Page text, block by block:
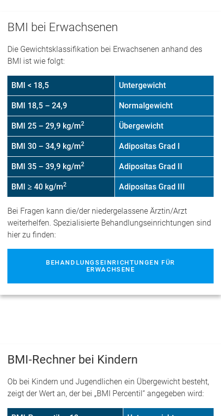
BMI bei Erwachsenen
Die Gewichtsklassifikation bei Erwachsenen anhand des
BMI ist wie folgt:
BMI < 18,5 Untergewicht
BMI 18,5 – 24,9 Normalgewicht
BMI 25 – 29,9 kg/m2 Übergewicht
BMI 30 – 34,9 kg/m2 Adipositas Grad I
BMI 35 – 39,9 kg/m2 Adipositas Grad II
BMI ≥ 40 kg/m2 Adipositas Grad III
Bei Fragen kann die/der niedergelassene Ärztin/Arzt
weiterhelfen. Spezialisierte Behandlungseinrichtungen sind
hier zu finden:
BEHANDLUNGSEINRICHTUNGEN FÜR
ERWACHSENE
BMI-Rechner bei Kindern
Ob bei Kindern und Jugendlichen ein Übergewicht besteht,
zeigt der Wert an, der bei „BMI Percentil“ angegeben wird: